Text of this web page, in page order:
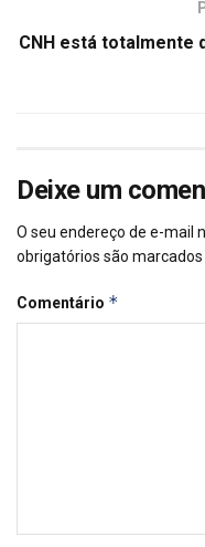
CNH está totalmente
Deixe um
O seu endereço de e-mail
obrigatórios são
Comentário *